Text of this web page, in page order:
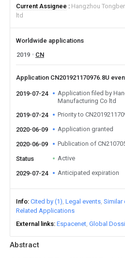
Abstract
Current Assignee
Hangzhou
ltd
Worldwide applications
2019
CN
Application CN201921170976.8U
2019-07-24
Application filed by
Manufacturing Co ltd
2019-07-24
Priority to
2020-06-09 Application granted
2020-06-09 Publication of
Status Active
2029-07-24 Anticipated expiration
Info Cited by (1) Legal events Similar
Related Applications
External links Espacenet Global